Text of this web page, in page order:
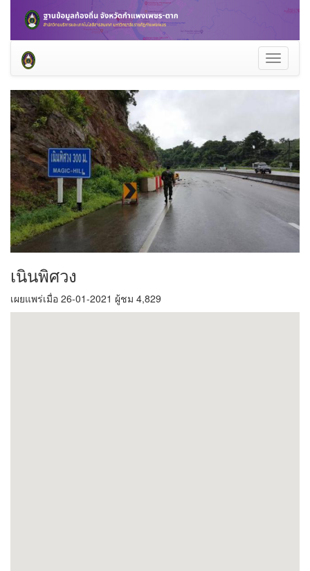
Toggle
เนินพิศวง
เผยแพร่เมื่อ 26-01-2021 ผู้ชม 4,829